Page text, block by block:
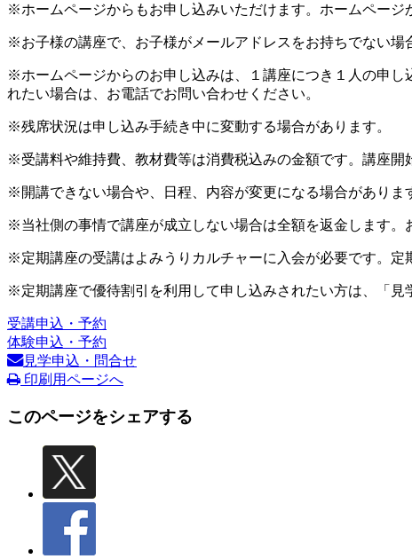
※ホームページからもお申し込みいただけます。ホームペー
※お子様の講座で、お子様がメールアドレスをお持ちでない場
※ホームページからのお申し込みは、１講座につき１人の申
れたい場合は、お電話でお問い合わせください。
※残席状況は申し込み手続き中に変動する場合があります。
※受講料や維持費、教材費等は消費税込みの金額です。講座開
※開講できない場合や、日程、内容が変更になる場合がありま
※当社側の事情で講座が成立しない場合は全額を返金します。
※定期講座の受講はよみうりカルチャーに入会が必要です。定
※定期講座で優待割引を利用して申し込みされたい方は、「見
受講申込・予約
体験申込・予約
見学申込・問合せ
印刷用ページへ
このページをシェアする